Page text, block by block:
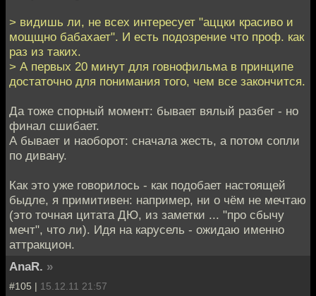
> видишь ли, не всех интересует "аццки красиво и
мощщно бабахает". И есть подозрение что проф. как
раз из таких.
> А первых 20 минут для говнофильма в принципе
достаточно для понимания того, чем все закончится.
Да тоже спорный момент: бывает вялый разбег - но
финал сшибает.
А бывает и наоборот: сначала жесть, а потом сопли
по дивану.
Как это уже говорилось - как подобает настоящей
быдле, я примитивен: например, ни о чём не мечтаю
(это точная цитата ДЮ, из заметки ... "про сбычу
мечт", что ли). Идя на карусель - ожидаю именно
аттракцион.
AnaR. »
#105 | 15.12.11 21:57